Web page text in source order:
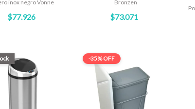
inox negro Vonne
$77.926
Bronzen
$73.071
-35%OFF